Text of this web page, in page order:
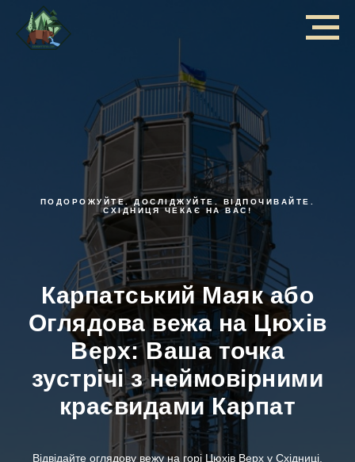
ПОДОРОЖУЙТЕ. ДОСЛІДЖУЙТЕ. ВІДПОЧИВАЙТЕ.
СХІДНИЦЯ ЧЕКАЄ НА ВАС!
Карпатський Маяк або
Оглядова вежа на Цюхів
Верх: Ваша точка
зустрічі з неймовірними
краєвидами Карпат
Відвідайте оглядову вежу на горі Цюхів Верх у Східниці.